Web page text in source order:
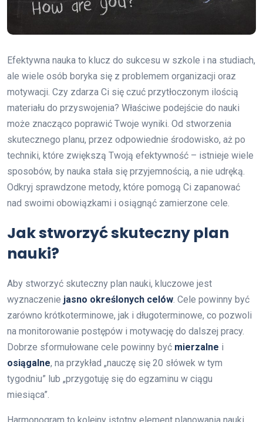
Efektywna nauka to klucz do sukcesu w szkole i na studiach,
ale wiele osób boryka się z problemem organizacji oraz
motywacji. Czy zdarza Ci się czuć przytłoczonym ilością
materiału do przyswojenia? Właściwe podejście do nauki
może znacząco poprawić Twoje wyniki. Od stworzenia
skutecznego planu, przez odpowiednie środowisko, aż po
techniki, które zwiększą Twoją efektywność – istnieje wiele
sposobów, by nauka stała się przyjemnością, a nie udręką.
Odkryj sprawdzone metody, które pomogą Ci zapanować
nad swoimi obowiązkami i osiągnąć zamierzone cele.
Jak stworzyć skuteczny plan
nauki?
Aby stworzyć skuteczny plan nauki, kluczowe jest
wyznaczenie jasno określonych celów . Cele powinny być
zarówno krótkoterminowe, jak i długoterminowe, co pozwoli
na monitorowanie postępów i motywację do dalszej pracy.
Dobrze sformułowane cele powinny być mierzalne i
osiągalne, na przykład „nauczę się 20 słówek w tym
tygodniu” lub „przygotuję się do egzaminu w ciągu
miesiąca”.